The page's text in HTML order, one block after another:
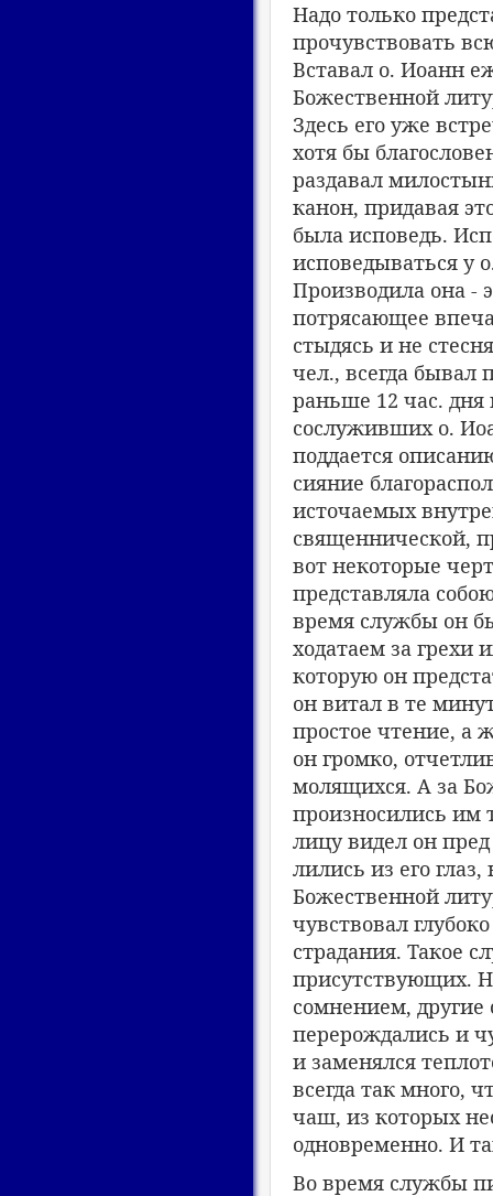
Надо только
прочувствовать
Вставал о. Иоанн
Божественной
Здесь его уже
хотя бы
раздавал
канон, придавая
была исповедь.
исповедываться у
Производила она -
потрясающее
стыдясь и не
чел., всегда бывал
раньше 12 час. дня
сослуживших о.
поддается
сияние
источаемых
священнической,
вот некоторые
представляла
время службы он
ходатаем за
которую он
он витал в те
простое чтение, а
он громко,
молящихся. А за
произносились им
лицу видел он
лились из его
Божественной
чувствовал
страдания. Такое
присутствующих.
сомнением, другие
перерождались и
и заменялся
всегда так много,
чаш, из которых
одновременно. И
Во время службы